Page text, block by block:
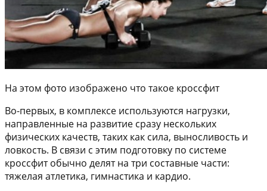
На этом фото изображено что такое кроссфит
Во-первых, в комплексе используются нагрузки,
направленные на развитие сразу нескольких
физических качеств, таких как сила, выносливость и
ловкость. В связи с этим подготовку по системе
кроссфит обычно делят на три составные части:
тяжелая атлетика, гимнастика и кардио.